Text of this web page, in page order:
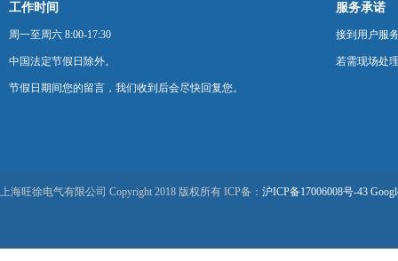
工作时间
周一至周六 8:00-17:30
中国法定节假日除外。
节假日期间您的留言，我们收到后会尽快回复您。
服务承诺
接到用户服
若需现场处
上海旺徐电气有限公司 Copyright 2018 版权所有 ICP备： 沪ICP备17006008号-43